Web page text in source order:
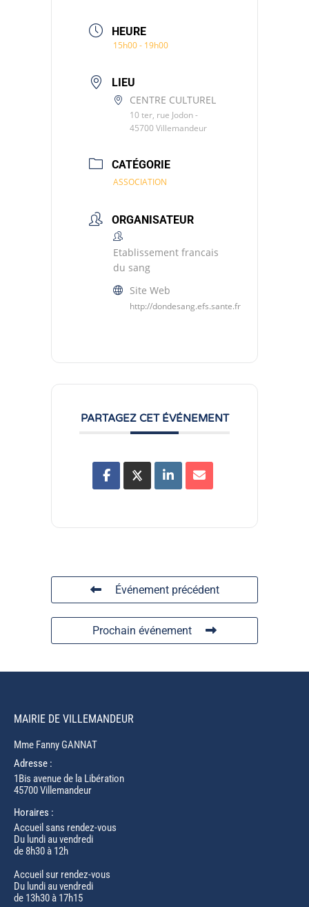
HEURE
15h00 - 19h00
LIEU
CENTRE CULTUREL
10 ter, rue Jodon -
45700 Villemandeur
CATÉGORIE
ASSOCIATION
ORGANISATEUR
Etablissement francais
du sang
Site Web
http://dondesang.efs.sante.fr
PARTAGEZ CET ÉVÉNEMENT
Événement précédent
Prochain événement
MAIRIE DE VILLEMANDEUR
Mme Fanny GANNAT
Adresse :
1Bis avenue de la Libération
45700 Villemandeur
Horaires :
Accueil sans rendez-vous
Du lundi au vendredi
de 8h30 à 12h
Accueil sur rendez-vous
Du lundi au vendredi
de 13h30 à 17h15